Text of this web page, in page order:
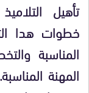
تأهيل
خطوات هدا
المناسبة
المهنة